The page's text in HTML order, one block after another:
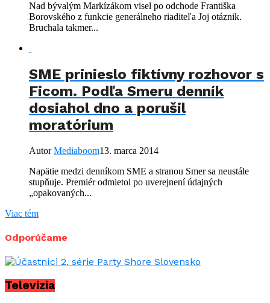
Nad bývalým Markízákom visel po odchode Františka
Borovského z funkcie generálneho riaditeľa Joj otáznik.
Bruchala takmer...
SME prinieslo fiktívny rozhovor s
Ficom. Podľa Smeru denník
dosiahol dno a porušil
moratórium
AutorMediaboom13. marca 2014
Napätie medzi denníkom SME a stranou Smer sa neustále
stupňuje. Premiér odmietol po uverejnení údajných
„opakovaných...
Viac tém
Odporúčame
Televízia